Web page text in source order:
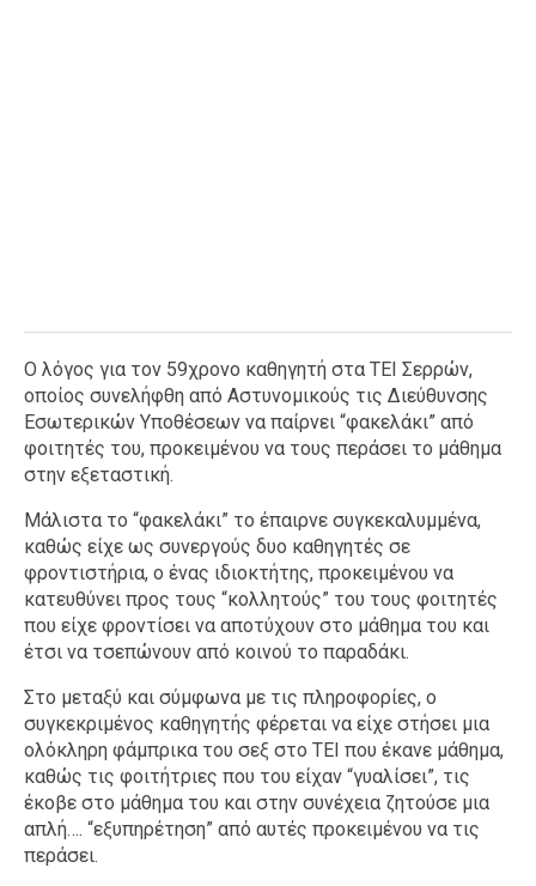
Ο λόγος για τον 59χρονο καθηγητή στα ΤΕΙ Σερρών,
οποίος συνελήφθη από Αστυνομικούς τις Διεύθυνσης
Εσωτερικών Υποθέσεων να παίρνει “φακελάκι” από
φοιτητές του, προκειμένου να τους περάσει το μάθημα
στην εξεταστική.
Μάλιστα το “φακελάκι” το έπαιρνε συγκεκαλυμμένα,
καθώς είχε ως συνεργούς δυο καθηγητές σε
φροντιστήρια, ο ένας ιδιοκτήτης, προκειμένου να
κατευθύνει προς τους “κολλητούς” του τους φοιτητές
που είχε φροντίσει να αποτύχουν στο μάθημα του και
έτσι να τσεπώνουν από κοινού το παραδάκι.
Στο μεταξύ και σύμφωνα με τις πληροφορίες, ο
συγκεκριμένος καθηγητής φέρεται να είχε στήσει μια
ολόκληρη φάμπρικα του σεξ στο ΤΕΙ που έκανε μάθημα,
καθώς τις φοιτήτριες που του είχαν “γυαλίσει”, τις
έκοβε στο μάθημα του και στην συνέχεια ζητούσε μια
απλή…. “εξυπηρέτηση” από αυτές προκειμένου να τις
περάσει.